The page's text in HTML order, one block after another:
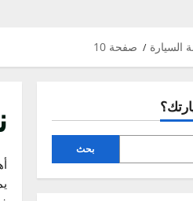
صفحة 10
أهلاً
بحث